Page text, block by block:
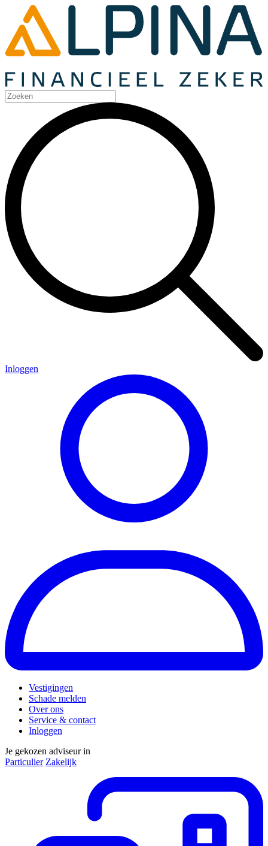
Inloggen
Vestigingen
Schade melden
Over ons
Service & contact
Inloggen
Je gekozen adviseur in
Particulier Zakelijk